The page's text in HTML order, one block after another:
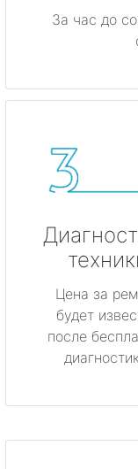
За час до
Цена за
будет
после